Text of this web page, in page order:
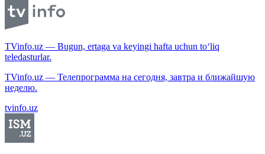
TVinfo.uz — Bugun, ertaga va keyingi hafta uchun to‘liq
teledasturlar.
TVinfo.uz — Телепрограмма на сегодня, завтра и ближайшую
неделю.
tvinfo.uz